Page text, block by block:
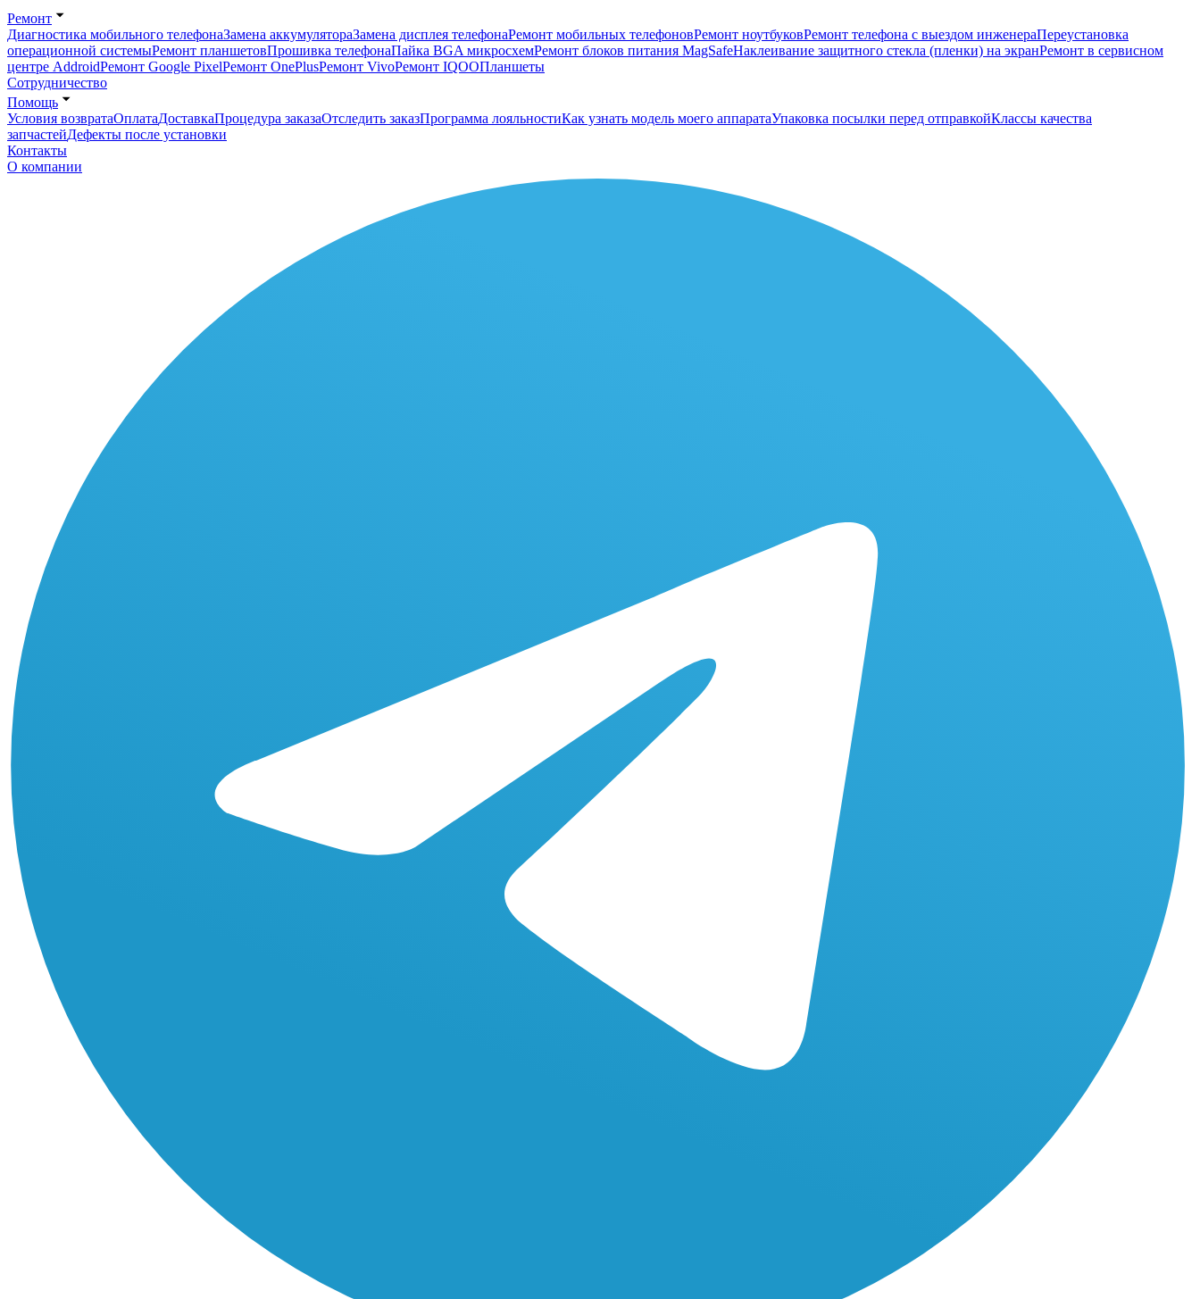
Ремонт
Диагностика мобильного телефонаЗамена аккумулятораЗамена дисплея телефонаРемонт мобильных телефоновРемонт ноутбуковРемонт телефона с выездом инженераПереустановка
операционной системыРемонт планшетовПрошивка телефонаПайка BGA микросхемРемонт блоков питания MagSafeНаклеивание защитного стекла (пленки) на экранРемонт в сервисном
центре AddroidРемонт Google PixelРемонт OnePlusРемонт VivoРемонт IQOOПланшеты
Сотрудничество
Помощь
Условия возвратаОплатаДоставкаПроцедура заказаОтследить заказПрограмма лояльностиКак узнать модель моего аппаратаУпаковка посылки перед отправкойКлассы качества
запчастейДефекты после установки
Контакты
О компании